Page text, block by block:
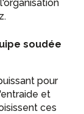
soudée
pour
et
ces